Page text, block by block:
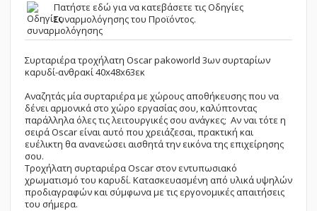
Πατήστε εδώ για να κατεβάσετε τις Οδηγίες
Συναρμολόγησης του Προϊόντος.
Συρταριέρα τροχήλατη Oscar pakoworld 3ων συρταρίων
καρυδί-ανθρακί 40x48x63εκ
Αναζητάς μία συρταριέρα με χώρους αποθήκευσης που να
δένει αρμονικά στο χώρο εργασίας σου, καλύπτοντας
παράλληλα όλες τις λειτουργικές σου ανάγκες; Αν ναι τότε η
σειρά Oscar είναι αυτό που χρειάζεσαι, πρακτική και
ευέλικτη θα ανανεώσει αισθητά την εικόνα της επιχείρησης
σου.
Τροχήλατη συρταριέρα Oscar στον εντυπωσιακό
χρωματισμό του καρυδί. Κατασκευασμένη από υλικά υψηλών
προδιαγραφών και σύμφωνα με τις εργονομικές απαιτήσεις
του σήμερα.